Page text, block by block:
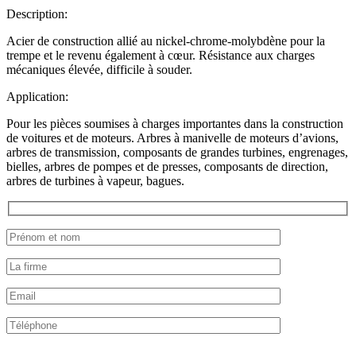
Description:
Acier de construction allié au nickel-chrome-molybdène pour la
trempe et le revenu également à cœur. Résistance aux charges
mécaniques élevée, difficile à souder.
Application:
Pour les pièces soumises à charges importantes dans la construction
de voitures et de moteurs. Arbres à manivelle de moteurs d’avions,
arbres de transmission, composants de grandes turbines, engrenages,
bielles, arbres de pompes et de presses, composants de direction,
arbres de turbines à vapeur, bagues.